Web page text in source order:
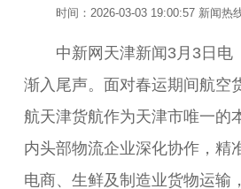
时间：2026-03-03 19:00:57 新闻热
中新网天津新闻3月3日电
渐入尾声。面对春运期间航空
航天津货航作为天津市唯一的
内头部物流企业深化协作，精
电商、生鲜及制造业货物运输